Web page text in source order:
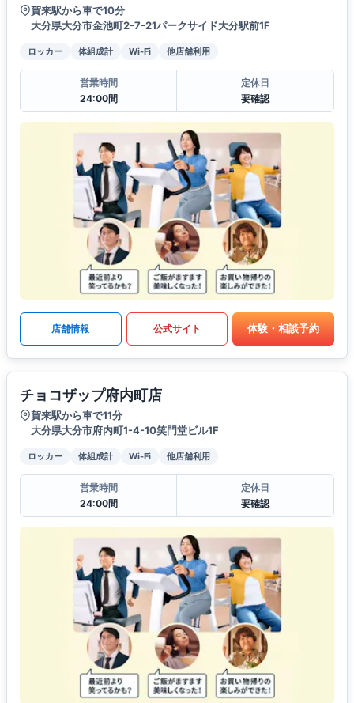
賀来駅から車で10分
大分県大分市金池町2-7-21パークサイド大分駅前1F
ロッカー 体組成計 Wi-Fi 他店舗利用
営業時間
24:00間
定休日
要確認
店舗情報 公式サイト 体験・相談予約
チョコザップ府内町店
賀来駅から車で11分
大分県大分市府内町1-4-10笑門堂ビル1F
ロッカー 体組成計 Wi-Fi 他店舗利用
営業時間
24:00間
定休日
要確認